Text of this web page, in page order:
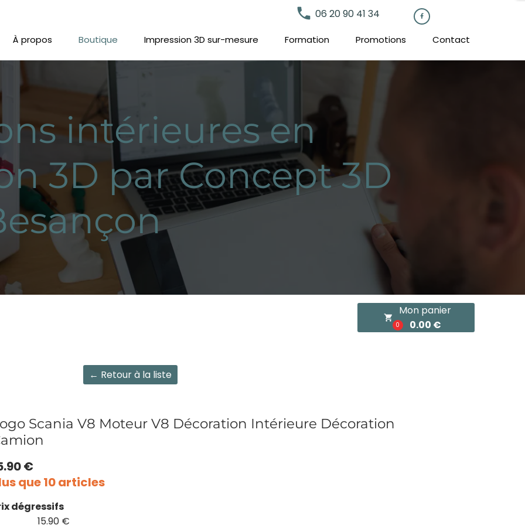
À propos Boutique Impression 3D sur-mesure Formation Promotions Contact
local_phone 06 20 90 41 34 
intérieures en
3D par Concept 3D
local_grocery_store
0
Mon panier
0.00 €
← Retour à la liste
Scania V8 Moteur V8 Décoration Intérieure Décoration
€
que 10 articles
dégressifs
15.90 €